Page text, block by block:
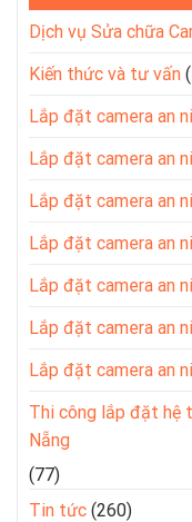
Dịch vụ Sửa chữa
Kiến thức và tư vấn
Lắp đặt camera an
Lắp đặt camera an
Lắp đặt camera an
Lắp đặt camera an
Lắp đặt camera an
Lắp đặt camera an
Lắp đặt camera an
Thi công lắp đặt hệ
Nẵng
(77)
Tin tức (260)